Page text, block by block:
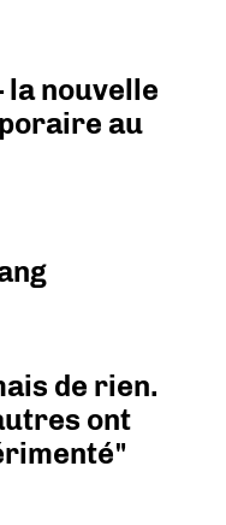
la nouvelle
au
de rien.
ont